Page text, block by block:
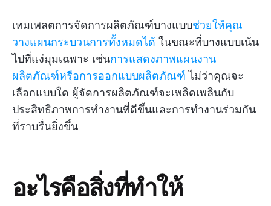
เทมเพลตการจัดการผลิตภัณฑ์บางแบบช่วยให้คุณ
วางแผนกระบวนการทั้งหมดได้ ในขณะที่บางแบบเน้น
ไปที่แง่มุมเฉพาะ เช่นการแสดงภาพแผนงาน
ผลิตภัณฑ์หรือการออกแบบผลิตภัณฑ์ ไม่ว่าคุณจะ
เลือกแบบใด ผู้จัดการผลิตภัณฑ์จะเพลิดเพลินกับ
ประสิทธิภาพการทำงานที่ดีขึ้นและการทำงานร่วมกัน
ที่ราบรื่นยิ่งขึ้น
อะไรคือสิ่งที่ทำให้